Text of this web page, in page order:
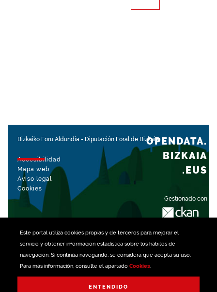
Este portal utiliza cookiespropias y de terceros para mejorar el
servicio y obtener información estadística sobre los hábitos de
navegación. Si continúa navegando, se considera que acepta su uso.
Para más información, consulte el apartado Cookies.
ENTENDIDO
Bizkaiko Foru Aldundia - Diputación Foral de Bizkaia
Accesibilidad
Mapa web
Aviso legal
Cookies
Gestionado con
OPENDATA.
BIZKAIA
.EUS